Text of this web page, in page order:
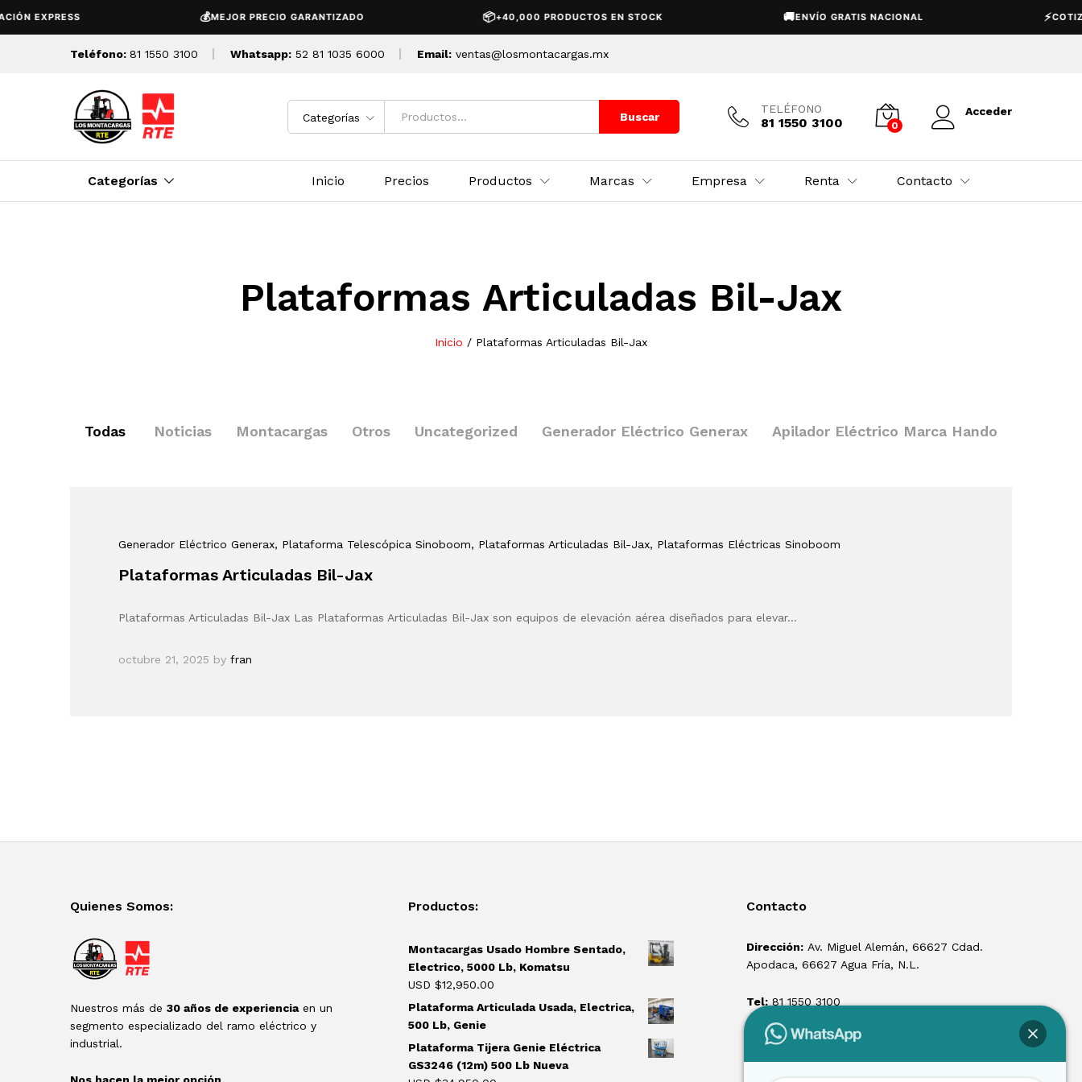
EXPRESS MEJOR PRECIO GARANTIZADO 📦+40,000 PRODUCTOS EN STOCK ENVÍO GRATIS NACIONAL
Teléfono: 81 1550 3100 Whatsapp: 52 81 1035 6000 Email: ventas@losmontacargas.mx
Categorías Buscar
TELÉFONO
81 1550 3100 0
Acceder
Categorías Inicio Precios Productos Marcas Empresa Renta Contacto
Plataformas Articuladas Bil-Jax
Inicio / Plataformas Articuladas Bil-Jax
Todas Noticias Montacargas Otros Uncategorized Generador Eléctrico Generax Apilador Eléctrico Marca Hando
Generador Eléctrico Generax, Plataforma Telescópica Sinoboom, Plataformas Articuladas Bil-Jax, Plataformas Eléctricas Sinoboom
Plataformas Articuladas Bil-Jax
Plataformas Articuladas Bil-Jax Las Plataformas Articuladas Bil-Jax son equipos de elevación aérea diseñados para elevar…
octubre 21, 2025 by fran
Quienes Somos:
Nuestros más de 30 años de experienciaen un
segmento especializado del ramo eléctrico y
industrial.
Productos:
Montacargas Usado Hombre Sentado,
Electrico, 5000 Lb, Komatsu
USD $12,950.00
Plataforma Articulada Usada, Electrica,
500 Lb, Genie
Plataforma Tijera Genie Eléctrica
GS3246 (12m) 500 Lb Nueva
Contacto
Dirección: Av. Miguel Alemán, 66627 Cdad.
Apodaca, 66627 Agua Fría, N.L.
Tel: 81 1550 3100
ventas@losmontacargas.mx